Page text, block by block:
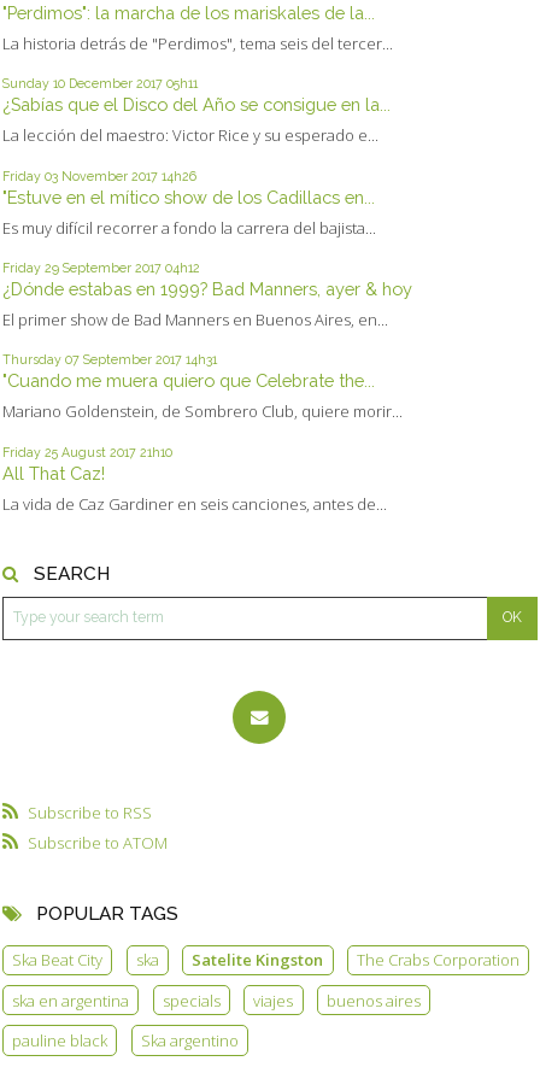
"Perdimos": la marcha de los mariskales de la...
La historia detrás de "Perdimos", tema seis del tercer...
Sunday 10 December 2017 05h11
¿Sabías que el Disco del Año se consigue en la...
La lección del maestro: Victor Rice y su esperado e...
Friday 03 November 2017 14h26
"Estuve en el mítico show de los Cadillacs en...
Es muy difícil recorrer a fondo la carrera del bajista...
Friday 29 September 2017 04h12
¿Dónde estabas en 1999? Bad Manners, ayer & hoy
El primer show de Bad Manners en Buenos Aires, en...
Thursday 07 September 2017 14h31
"Cuando me muera quiero que Celebrate the...
Mariano Goldenstein, de Sombrero Club, quiere morir...
Friday 25 August 2017 21h10
All That Caz!
La vida de Caz Gardiner en seis canciones, antes de...
SEARCH
Subscribe to RSS
Subscribe to ATOM
POPULAR TAGS
Ska Beat City ska Satelite Kingston
The Crabs Corporation
ska en argentina
specials viajes
buenos aires
pauline black
Ska argentino